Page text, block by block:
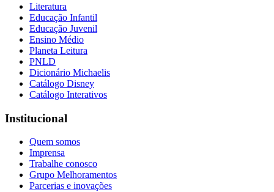
Literatura
Educação Infantil
Educação Juvenil
Ensino Médio
Planeta Leitura
PNLD
Dicionário Michaelis
Catálogo Disney
Catálogo Interativos
Institucional
Quem somos
Imprensa
Trabalhe conosco
Grupo Melhoramentos
Parcerias e inovações